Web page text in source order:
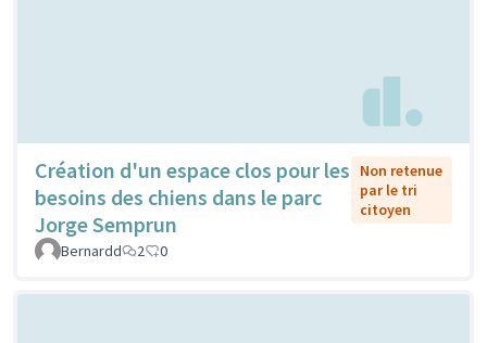
Création d'un espace clos pour les
besoins des chiens dans le parc
Jorge Semprun
Non retenue
par le tri
citoyen
Bernardd 2 0